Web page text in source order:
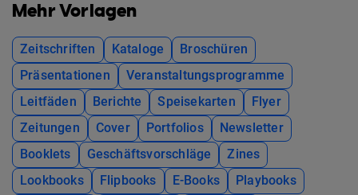
Mehr Vorlagen
Zeitschriften Kataloge
Broschüren
Präsentationen
Veranstaltungsprogramme
Leitfäden
Berichte Speisekarten
Flyer
Zeitungen
Cover Portfolios
Newsletter
Booklets
Geschäftsvorschläge
Zines
Lookbooks
Flipbooks E-Books
Playbooks